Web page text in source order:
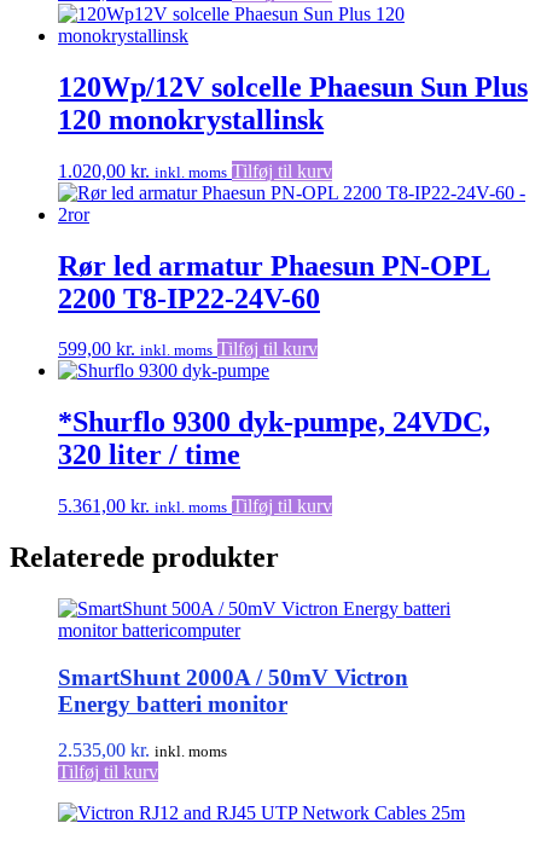
120Wp/12V solcelle Phaesun Sun Plus
120 monokrystallinsk
1.020,00 kr. inkl. moms Tilføj til kurv
Rør led armatur Phaesun PN-OPL
2200 T8-IP22-24V-60
599,00 kr. inkl. moms Tilføj til kurv
*Shurflo 9300 dyk-pumpe, 24VDC,
320 liter / time
5.361,00 kr. inkl. moms Tilføj til kurv
Relaterede produkter
SmartShunt 2000A / 50mV Victron
Energy batteri monitor
2.535,00 kr. inkl. moms
Tilføj til kurv